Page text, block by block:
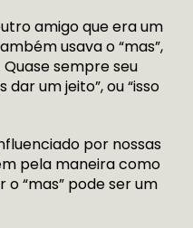
amigo que era um
usava o “mas”,
sempre seu
dar um jeito”, ou “isso
por nossas
pela maneira como
“mas” pode ser um